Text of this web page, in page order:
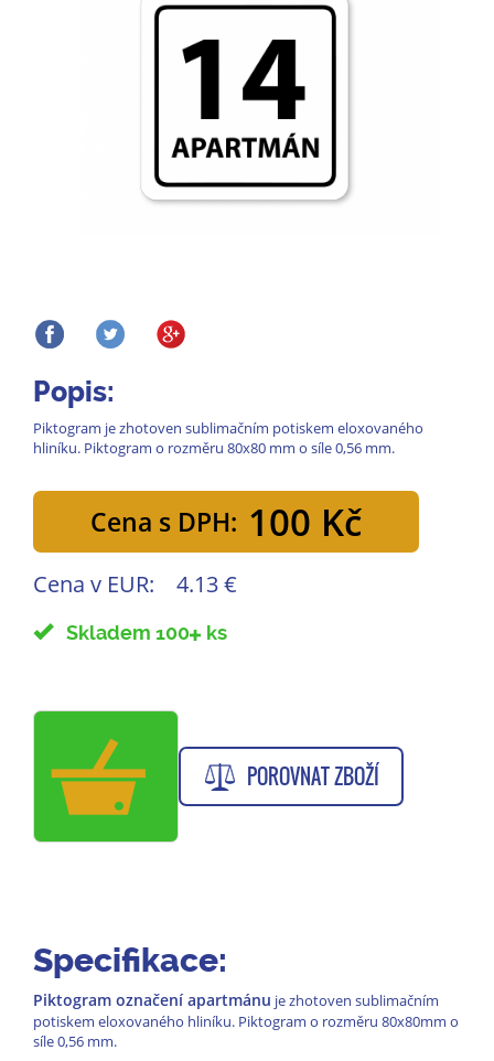
Popis:
Piktogram je zhotoven sublimačním potiskem eloxovaného
hliníku. Piktogram o rozměru 80x80 mm o síle 0,56 mm.
Cena s DPH: 100 Kč
Cena v EUR: 4.13 €
Skladem 100 ks
POROVNAT ZBOŽÍ
Specifikace:
Piktogram označení apartmánu je zhotoven sublimačním
potiskem eloxovaného hliníku. Piktogram o rozměru 80x80mm o
síle 0,56 mm.